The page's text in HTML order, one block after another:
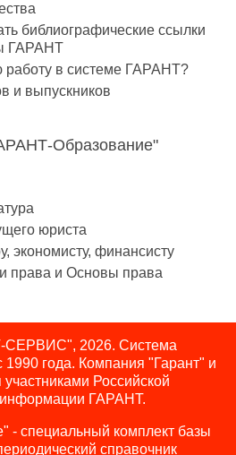
библиографические ссылки
ГАРАНТ
работу в системе ГАРАНТ?
и выпускников
Образование"
юриста
экономисту, финансисту
права и Основы права
2026. Система
1990 года. Компания "Гарант" и
Российской
ГАРАНТ.
- специальный комплект базы
справочник